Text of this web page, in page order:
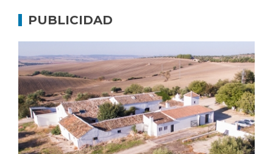
concentración nazis
Bornos
El Frente Popular. Ubrique, febrero-julio 1936
Juntar las letras. La alfabetización en el campo: del
afán de saber a la autogestión
PUBLICIDAD